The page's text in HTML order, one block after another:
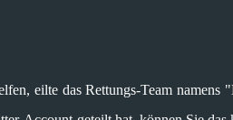
eilte das Rettungs-Team